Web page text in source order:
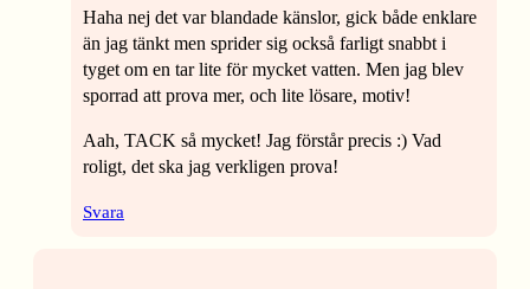
Haha nej det var blandade känslor, gick både enklare
än jag tänkt men sprider sig också farligt snabbt i
tyget om en tar lite för mycket vatten. Men jag blev
sporrad att prova mer, och lite lösare, motiv!
Aah, TACK så mycket! Jag förstår precis :) Vad
roligt, det ska jag verkligen prova!
Svara